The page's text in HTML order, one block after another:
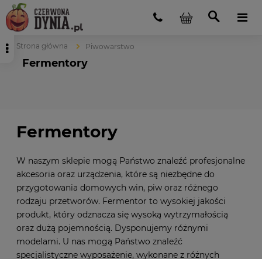
Strona główna Piwowarstwo
Fermentory
Fermentory
W naszym sklepie mogą Państwo znaleźć profesjonalne
akcesoria oraz urządzenia, które są niezbędne do
przygotowania domowych win, piw oraz różnego
rodzaju przetworów. Fermentor to wysokiej jakości
produkt, który odznacza się wysoką wytrzymałością
oraz dużą pojemnością. Dysponujemy różnymi
modelami. U nas mogą Państwo znaleźć
specjalistyczne wyposażenie, wykonane z różnych